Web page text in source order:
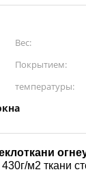
Вес:
Покрытием:
температуры:
м2 ткани